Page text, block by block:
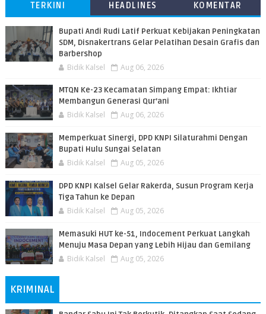
TERKINI HEADLINES KOMENTAR
Bupati Andi Rudi Latif Perkuat Kebijakan Peningkatan
SDM, Disnakertrans Gelar Pelatihan Desain Grafis dan
Barbershop
Bidik Kalsel Aug 06, 2026
MTQN Ke-23 Kecamatan Simpang Empat: Ikhtiar
Membangun Generasi Qur’ani
Bidik Kalsel Aug 06, 2026
Memperkuat Sinergi, DPD KNPI Silaturahmi Dengan
Bupati Hulu Sungai Selatan
Bidik Kalsel Aug 05, 2026
DPD KNPI Kalsel Gelar Rakerda, Susun Program Kerja
Tiga Tahun ke Depan
Bidik Kalsel Aug 05, 2026
Memasuki HUT ke-51, Indocement Perkuat Langkah
Menuju Masa Depan yang Lebih Hijau dan Gemilang
Bidik Kalsel Aug 05, 2026
KRIMINAL